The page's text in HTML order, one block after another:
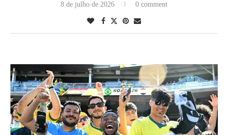
8 de julho de 2026 0 comment